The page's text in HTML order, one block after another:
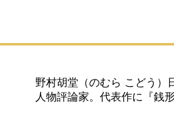
野村胡堂（のむら こどう）
人物評論家。代表作に『銭